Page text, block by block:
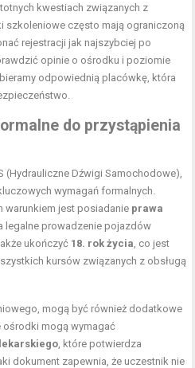
kwestiach związanych z
szkoleniowe często mają ograniczoną
rejestracji jak najszybciej po
opinie o ośrodku i poziomie
odpowiednią placówkę, która
do przystąpienia
(Hydrauliczne Dźwigi Samochodowe),
wymagań formalnych.
warunkiem jest posiadanie prawa
legalne prowadzenie pojazdów
ukończyć 18. rok życia , co jest
kursów związanych z obsługą
mogą być również dodatkowe
ośrodki mogą wymagać
, które potwierdza
dokument zapewnia, że uczestnik nie